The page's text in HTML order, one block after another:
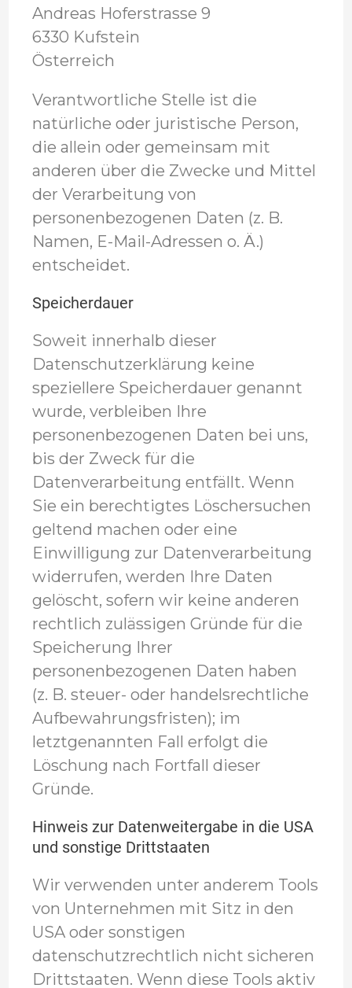
Andreas Hoferstrasse 9
6330 Kufstein
Österreich
Verantwortliche Stelle ist die
natürliche oder juristische Person,
die allein oder gemeinsam mit
anderen über die Zwecke und Mittel
der Verarbeitung von
personenbezogenen Daten (z. B.
Namen, E-Mail-Adressen o. Ä.)
entscheidet.
Speicherdauer
Soweit innerhalb dieser
Datenschutzerklärung keine
speziellere Speicherdauer genannt
wurde, verbleiben Ihre
personenbezogenen Daten bei uns,
bis der Zweck für die
Datenverarbeitung entfällt. Wenn
Sie ein berechtigtes Löschersuchen
geltend machen oder eine
Einwilligung zur Datenverarbeitung
widerrufen, werden Ihre Daten
gelöscht, sofern wir keine anderen
rechtlich zulässigen Gründe für die
Speicherung Ihrer
personenbezogenen Daten haben
(z. B. steuer- oder handelsrechtliche
Aufbewahrungsfristen); im
letztgenannten Fall erfolgt die
Löschung nach Fortfall dieser
Gründe.
Hinweis zur Datenweitergabe in die USA
und sonstige Drittstaaten
Wir verwenden unter anderem Tools
von Unternehmen mit Sitz in den
USA oder sonstigen
datenschutzrechtlich nicht sicheren
Drittstaaten. Wenn diese Tools aktiv